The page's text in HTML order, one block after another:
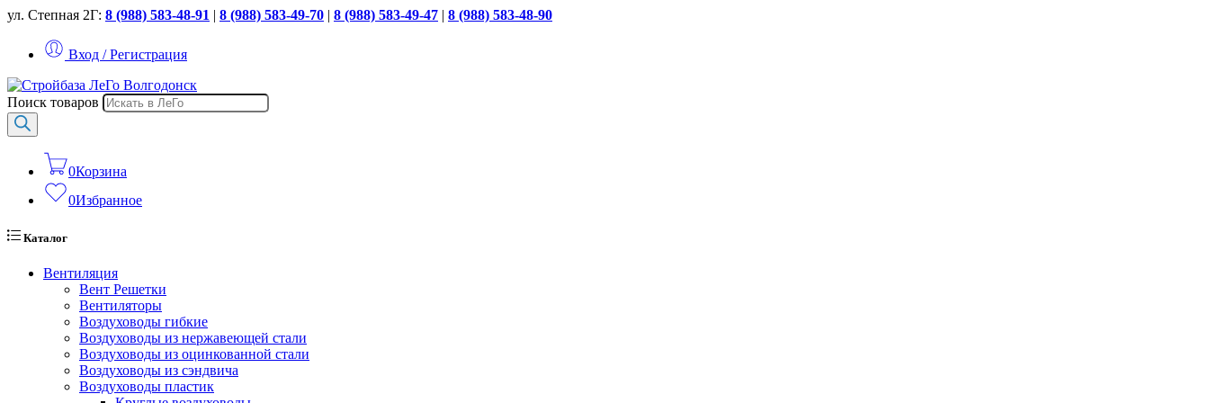
ул. Степная 2Г: 8 (988) 583-48-91 | 8 (988) 583-49-70 | 8 (988) 583-49-47 | 8 (988) 583-48-90
Вход / Регистрация
Поиск товаров
0Корзина
0Избранное
Каталог
Вентиляция
Вент Решетки
Вентиляторы
Воздуховоды гибкие
Воздуховоды из нержавеющей стали
Воздуховоды из оцинкованной стали
Воздуховоды из сэндвича
Воздуховоды пластик